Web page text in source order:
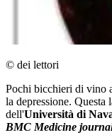
© dei lettori
Pochi bicchieri di vino
la depressione. Questa
dell'Università di
BMC Medicine